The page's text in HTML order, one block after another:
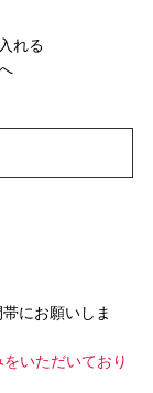
れる
にお願いしま
いただいており